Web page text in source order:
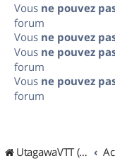
Vous ne pouvez
forum
Vous ne pouvez
Vous ne pouvez
forum
Vous ne pouvez
forum
UtagawaVTT (Randos VTT et VTTAE avec traces GPS)